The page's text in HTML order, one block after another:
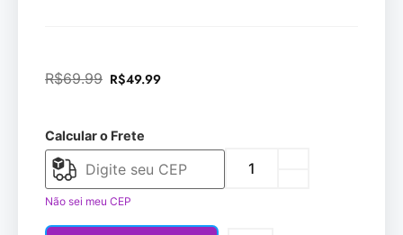
R$69.99 R$49.99
Calcular o Frete
Não sei meu CEP